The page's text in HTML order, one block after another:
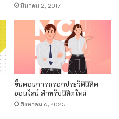
มีนาคม 2, 2017
ขั้นตอนการกรอกประวัตินิสิต
ออนไลน์ สำหรับนิสิตใหม่
สิงหาคม 6, 2025